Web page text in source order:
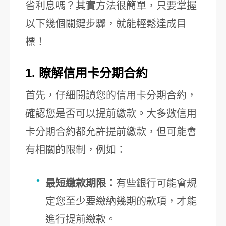
省利息嗎？其實方法很簡單，只要掌握
以下幾個關鍵步驟，就能輕鬆達成目
標！
1. 瞭解信用卡分期合約
首先，仔細閱讀您的信用卡分期合約，
確認您是否可以提前繳款。大多數信用
卡分期合約都允許提前繳款，但可能會
有相關的限制，例如：
最短繳款期限： 有些銀行可能會規
定您至少要繳納幾期的款項，才能
進行提前繳款。